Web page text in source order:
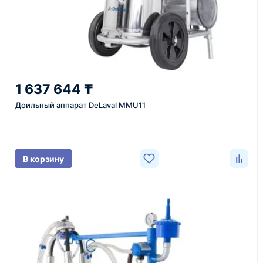
Казахстан и СНГ
доставка оборудования в разные города и
регионы
средний срок доставки по большинству поставок
проверка товара перед отправкой клиенту
Документы
счёт, договор, накладные и сопроводительные
материалы
1 637 644 ₸
Доильный аппарат DeLaval MMU11
В корзину